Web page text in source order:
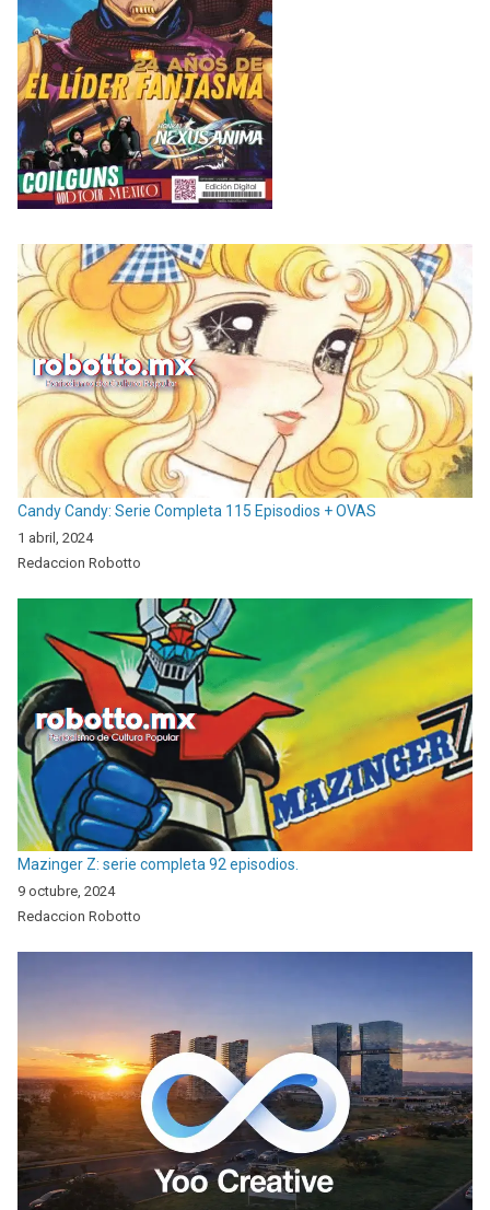
Candy Candy: Serie Completa 115 Episodios + OVAS
1 abril, 2024
Redaccion Robotto
Mazinger Z: serie completa 92 episodios.
9 octubre, 2024
Redaccion Robotto